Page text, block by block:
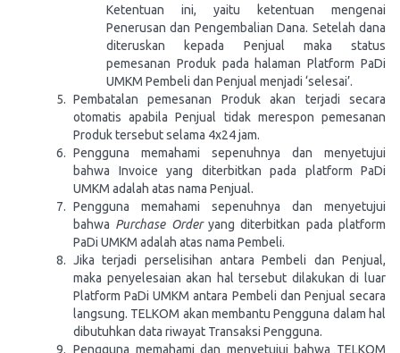
Ketentuan ini, yaitu ketentuan mengenai
Penerusan dan Pengembalian Dana. Setelah dana
diteruskan kepada Penjual maka status
pemesanan Produk pada halaman Platform PaDi
UMKM Pembeli dan Penjual menjadi ‘selesai’.
Pembatalan pemesanan Produk akan terjadi secara
otomatis apabila Penjual tidak merespon pemesanan
Produk tersebut selama 4x24 jam.
Pengguna memahami sepenuhnya dan menyetujui
bahwa Invoice yang diterbitkan pada platform PaDi
UMKM adalah atas nama Penjual.
Pengguna memahami sepenuhnya dan menyetujui
bahwa Purchase Orderyang diterbitkan pada platform
PaDi UMKM adalah atas nama Pembeli.
Jika terjadi perselisihan antara Pembeli dan Penjual,
maka penyelesaian akan hal tersebut dilakukan di luar
Platform PaDi UMKM antara Pembeli dan Penjual secara
langsung. TELKOM akan membantu Pengguna dalam hal
dibutuhkan data riwayat Transaksi Pengguna.
Pengguna memahami dan menyetujui bahwa TELKOM